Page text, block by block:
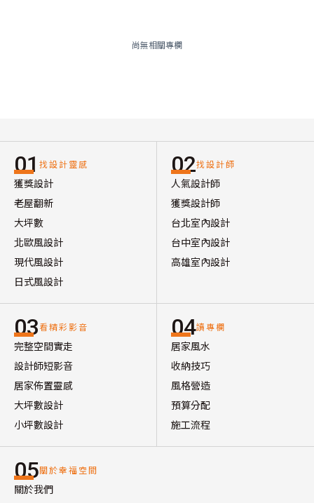
尚無相關專欄
01 找設計靈感
獲獎設計
老屋翻新
大坪數
北歐風設計
現代風設計
日式風設計
02找設計師
人氣設計師
獲獎設計師
台北室內設計
台中室內設計
高雄室內設計
03看精彩影音
完整空間實走
設計師短影音
居家佈置靈感
大坪數設計
小坪數設計
04讀專欄
居家風水
收納技巧
風格營造
預算分配
施工流程
05關於幸福空間
關於我們